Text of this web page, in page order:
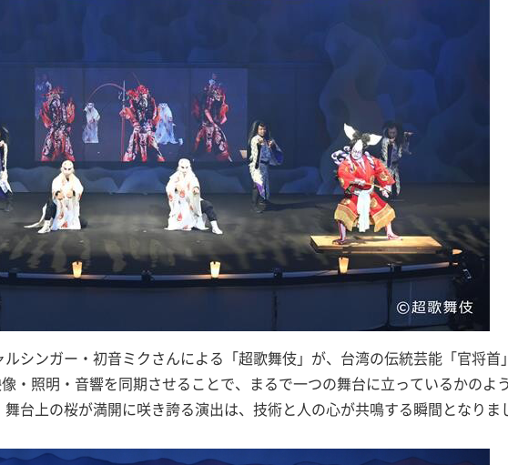
シンガー・初音ミクさんによる「超歌舞伎」が、台湾の伝統芸能「官将首
・照明・音響を同期させることで、まるで一つの舞台に立っているかのよ
台上の桜が満開に咲き誇る演出は、技術と人の心が共鳴する瞬間となりま